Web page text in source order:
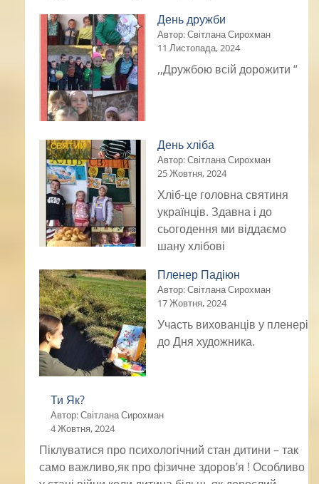
День дружби
Автор: Світлана Сирохман
11 Листопада, 2024
,,Дружбою всій дорожити “
День хліба
Автор: Світлана Сирохман
25 Жовтня, 2024
Хліб-це головна святиня
українців. Здавна і до
сьогодення ми віддаємо
шану хлібові
Пленер Падіюн
Автор: Світлана Сирохман
17 Жовтня, 2024
Участь вихованців у пленері
до Дня художника.
Ти Як?
Автор: Світлана Сирохман
4 Жовтня, 2024
Піклуватися про психологічний стан дитини – так
само важливо,як про фізичне здоров’я ! Особливо